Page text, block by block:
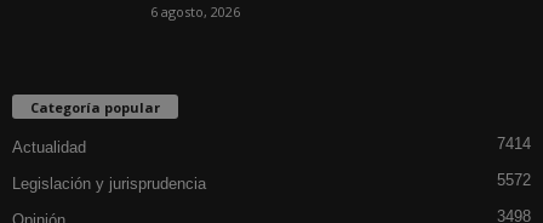
6 agosto, 2026
Categoría popular
Actualidad 7414
Legislación y jurisprudencia 5572
3498